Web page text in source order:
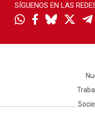
SÍGUENOS EN LAS